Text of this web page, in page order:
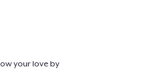
your love by